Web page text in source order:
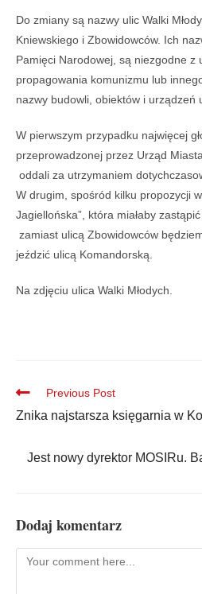
Do zmiany są nazwy ulic Walki
Kniewskiego i Zbowidowców. Ich
Pamięci Narodowej, są niezgodne z
propagowania komunizmu lub
nazwy budowli, obiektów i urządzeń
W pierwszym przypadku najwięcej
przeprowadzonej przez Urząd
oddali za utrzymaniem
W drugim, spośród kilku propozycji
Jagiellońska”, która miałaby
zamiast ulicą Zbowidowców
jeździć ulicą Komandorską.
Na zdjęciu ulica Walki Młodych.
Previous Post
Znika najstarsza księgarnia w
Jest nowy dyrektor MOSIRu.
Dodaj komentarz